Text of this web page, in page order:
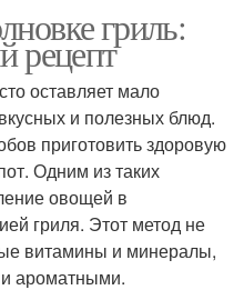
гриль:
рецепт
оставляет мало
и полезных блюд.
приготовить здоровую
Одним из таких
овощей в
гриля. Этот метод не
витамины и минералы,
ароматными.